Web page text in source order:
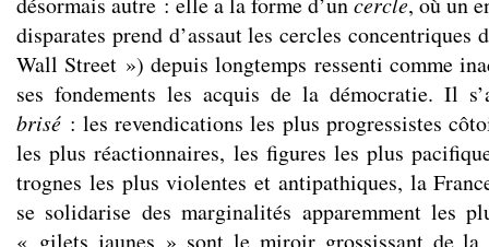
disparates prend d’assaut les cercles concentriques
Wall Street ») depuis longtemps ressenti comme
ses fondements les acquis de la démocratie. Il
brisé : les revendications les plus progressistes
les plus réactionnaires, les figures les plus
trognes les plus violentes et antipathiques, la
se solidarise des marginalités apparemment les
« gilets jaunes » sont le miroir grossissant de la